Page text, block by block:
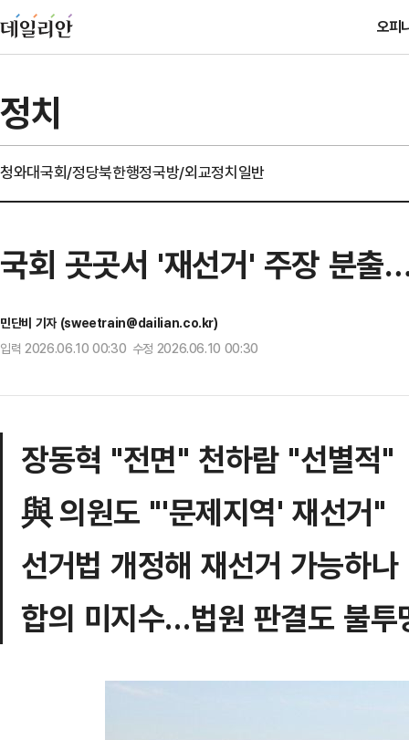
오피
정치
청와대국회/정당북한행정국방/외교정치일반
국회 곳곳서 '재선거' 주장 분출
민단비 기자 (sweetrain@dailian.co.kr)
입력 2026.06.10 00:30 수정 2026.06.10 00:30
장동혁 "전면" 천하람 "선별적"
與 의원도 "'문제지역' 재선거"
선거법 개정해 재선거 가능하나
합의 미지수…법원 판결도 불투